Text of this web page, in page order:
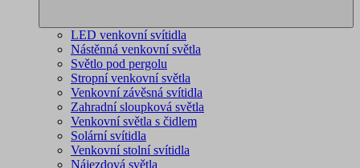
LED venkovní svítidla
Nástěnná venkovní světla
Světlo pod pergolu
Stropní venkovní světla
Venkovní závěsná svítidla
Zahradní sloupková světla
Venkovní světla s čidlem
Solární svítidla
Venkovní stolní svítidla
Nájezdová světla